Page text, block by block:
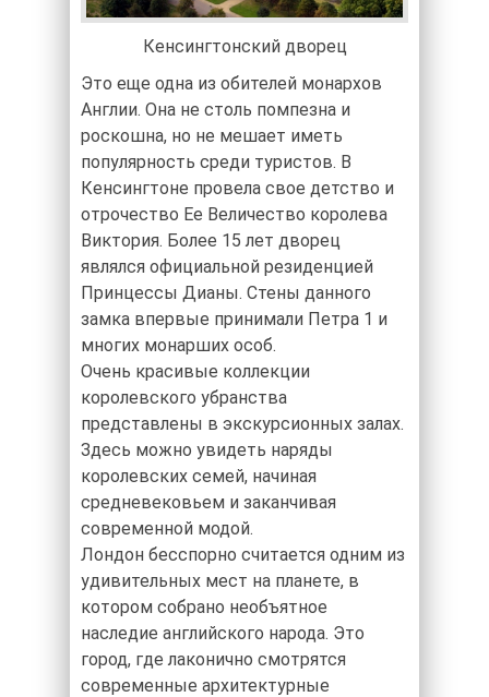
Кенсингтонский дворец
Это еще одна из обителей монархов
Англии. Она не столь помпезна и
роскошна, но не мешает иметь
популярность среди туристов. В
Кенсингтоне провела свое детство и
отрочество Ее Величество королева
Виктория. Более 15 лет дворец
являлся официальной резиденцией
Принцессы Дианы. Стены данного
замка впервые принимали Петра 1 и
многих монарших особ.
Очень красивые коллекции
королевского убранства
представлены в экскурсионных залах.
Здесь можно увидеть наряды
королевских семей, начиная
средневековьем и заканчивая
современной модой.
Лондон бесспорно считается одним из
удивительных мест на планете, в
котором собрано необъятное
наследие английского народа. Это
город, где лаконично смотрятся
современные архитектурные